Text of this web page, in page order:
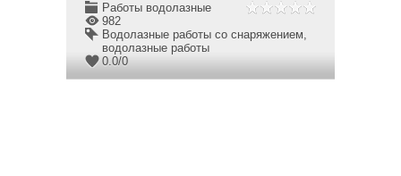
Работы водолазные
982
Водолазные работы со снаряжением,
водолазные работы
0.0/0